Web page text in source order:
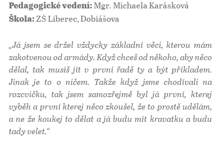
Pedagogické vedení: Mgr. Michaela Karásková
Škola: ZŠ Liberec, Dobiášova
„Já jsem se držel vždycky základní věci, kterou mám
zakotvenou od armády. Když chceš od někoho, aby něco
dělal, tak musíš jít v první řadě ty a být příkladem.
Jinak je to o ničem. Takže když jsme chodívali na
rozcvičku, tak jsem samozřejmě byl já první, kterej
vyběh a první kterej něco zkoušel, že to prostě udělám,
a ne že koukej to dělat a já budu mít kravatku a budu
tady velet.“